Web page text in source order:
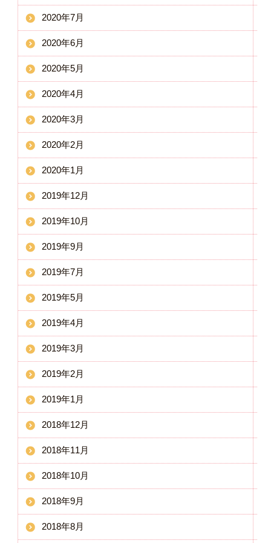
2020年7月
2020年6月
2020年5月
2020年4月
2020年3月
2020年2月
2020年1月
2019年12月
2019年10月
2019年9月
2019年7月
2019年5月
2019年4月
2019年3月
2019年2月
2019年1月
2018年12月
2018年11月
2018年10月
2018年9月
2018年8月